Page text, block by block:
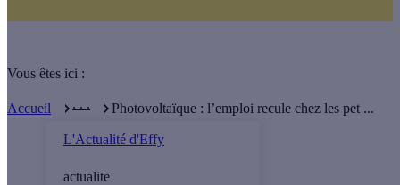
Vous êtes ici :
Accueil . . .
L'Actualité d'Effy
actualite
Photovoltaïque : l’emploi recule chez les pet ...